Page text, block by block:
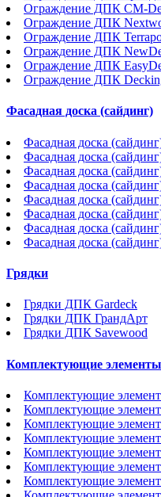
Ограждение ДПК CM-
Ограждение ДПК
Ограждение ДПК
Ограждение ДПК
Ограждение ДПК
Ограждение ДПК
Фасадная доска (сайдинг)
Фасадная доска
Фасадная доска
Фасадная доска
Фасадная доска
Фасадная доска
Фасадная доска
Фасадная доска
Фасадная доска
Грядки
Грядки ДПК Gardeck
Грядки ДПК ГрандАрт
Грядки ДПК Savewood
Комплектующие элементы
Комплектующие
Комплектующие
Комплектующие
Комплектующие
Комплектующие
Комплектующие
Комплектующие